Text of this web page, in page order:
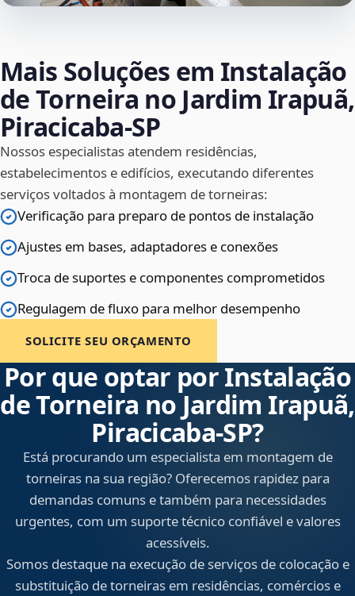
Mais Soluções em Instalação
de Torneira no Jardim Irapuã,
Piracicaba‑SP
Nossos especialistas atendem residências,
estabelecimentos e edifícios, executando diferentes
serviços voltados à montagem de torneiras:
Verificação para preparo de pontos de instalação
Ajustes em bases, adaptadores e conexões
Troca de suportes e componentes comprometidos
Regulagem de fluxo para melhor desempenho
SOLICITE SEU ORÇAMENTO
Por que optar por Instalação
de Torneira no Jardim Irapuã,
Piracicaba‑SP?
Está procurando um especialista em montagem de
torneiras na sua região? Oferecemos rapidez para
demandas comuns e também para necessidades
urgentes, com um suporte técnico confiável e valores
acessíveis.
Somos destaque na execução de serviços de colocação e
substituição de torneiras em residências, comércios e